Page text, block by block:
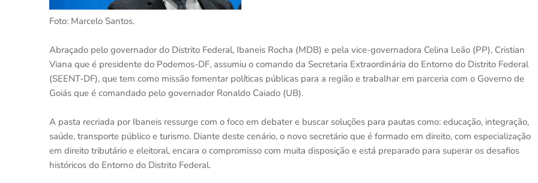
Foto: Marcelo Santos.
Abraçado pelo governador do Distrito Federal, Ibaneis Rocha (MDB) e pela vice-governadora Celina Leão (PP), Cristian
Viana que é presidente do Podemos-DF, assumiu o comando da Secretaria Extraordinária do Entorno do Distrito Federal
(SEENT-DF), que tem como missão fomentar políticas públicas para a região e trabalhar em parceria com o Governo de
Goiás que é comandado pelo governador Ronaldo Caiado (UB).
A pasta recriada por Ibaneis ressurge com o foco em debater e buscar soluções para pautas como: educação, integração,
saúde, transporte público e turismo. Diante deste cenário, o novo secretário que é formado em direito, com especialização
em direito tributário e eleitoral, encara o compromisso com muita disposição e está preparado para superar os desafios
históricos do Entorno do Distrito Federal.